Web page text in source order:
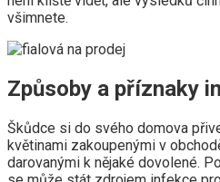
všimnete.
Způsoby a příznaky
Škůdce si do svého domova
květinami zakoupenými v
darovanými k nějaké dovolené.